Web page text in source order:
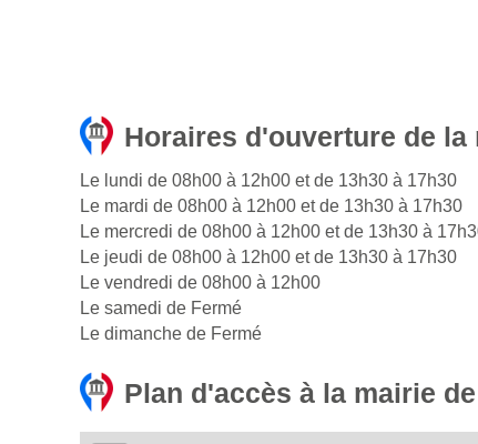
Horaires d'ouverture de la
Le lundi de 08h00 à 12h00 et de 13h30 à 17h30
Le mardi de 08h00 à 12h00 et de 13h30 à 17h30
Le mercredi de 08h00 à 12h00 et de 13h30 à
Le jeudi de 08h00 à 12h00 et de 13h30 à 17h30
Le vendredi de 08h00 à 12h00
Le samedi de Fermé
Le dimanche de Fermé
Plan d'accès à la mairie